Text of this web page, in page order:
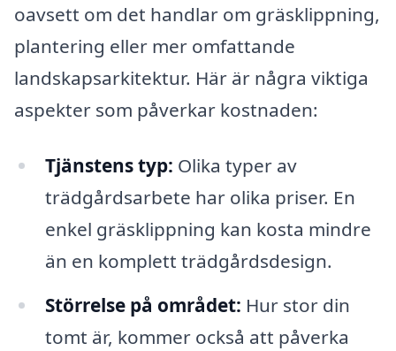
oavsett om det handlar om gräsklippning,
plantering eller mer omfattande
landskapsarkitektur. Här är några viktiga
aspekter som påverkar kostnaden:
Tjänstens typ: Olika typer av
trädgårdsarbete har olika priser. En
enkel gräsklippning kan kosta mindre
än en komplett trädgårdsdesign.
Störrelse på området: Hur stor din
tomt är, kommer också att påverka